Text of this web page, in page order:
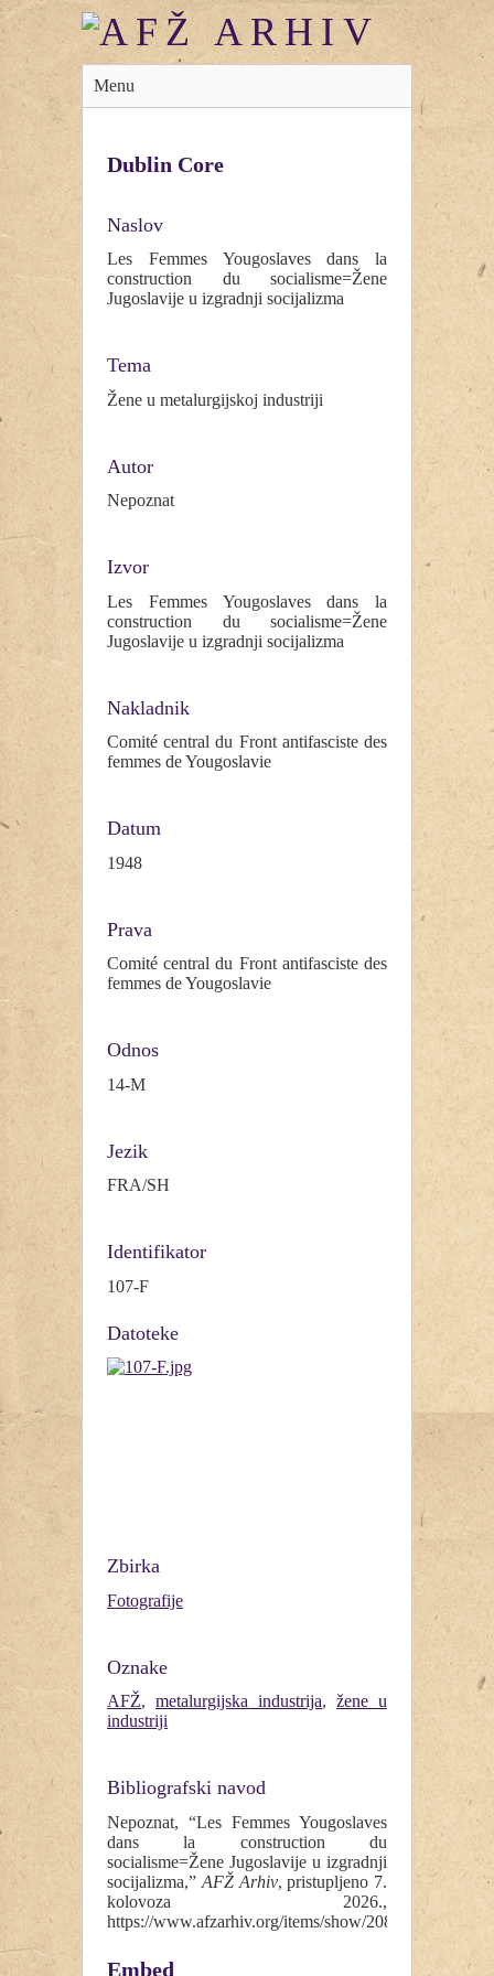
Menu
Dublin Core
Naslov
Les Femmes Yougoslaves dans la
construction du socialisme=Žene
Jugoslavije u izgradnji socijalizma
Tema
Žene u metalurgijskoj industriji
Autor
Nepoznat
Izvor
Les Femmes Yougoslaves dans la
construction du socialisme=Žene
Jugoslavije u izgradnji socijalizma
Nakladnik
Comité central du Front antifasciste des
femmes de Yougoslavie
Datum
1948
Prava
Comité central du Front antifasciste des
femmes de Yougoslavie
Odnos
14-M
Jezik
FRA/SH
Identifikator
107-F
Datoteke
Zbirka
Fotografije
Oznake
AFŽ, metalurgijska industrija, žene u
industriji
Bibliografski navod
Nepoznat, “Les Femmes Yougoslaves
dans la construction du
socialisme=Žene Jugoslavije u izgradnji
socijalizma,” AFŽ Arhiv, pristupljeno 7.
kolovoza 2026.,
https://www.afzarhiv.org/items/show/208
Embed